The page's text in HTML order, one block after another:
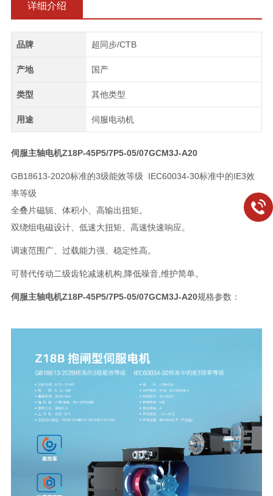
详细介绍
品牌 超同步/CTB
产地 国产
类型 其他类型
用途 伺服电动机
伺服主轴电机Z18P-45P5/7P5-05/07GCM3J-A20
GB18613-2020标准的3级能效等级 IEC60034-30标准中的IE3效
率等级
全叠片磁轭、体积小、高输出扭矩。
双绕组电磁设计、低速大扭矩、高速快速响应。
调速范围广、过载能力强、稳定性高。
可替代传动二级齿轮减速机构,降低噪音,维护简单。
伺服主轴电机Z18P-45P5/7P5-05/07GCM3J-A20规格参数：